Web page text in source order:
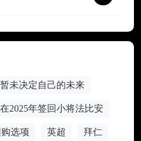
未决定自己的未来
2025年签回小将法比安
选项 英超 拜仁